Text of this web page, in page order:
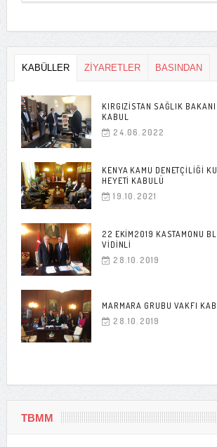
KABÜLLER ZİYARETLER BASINDAN
KIRGIZISTAN SAĞLIK BAKANI
KABUL
24.06.2022
KENYA KAMU DENETÇILIĞI
HEYETI KABULÜ
19.10.2021
22 EKIM2019 KASTAMONU
VIDINLI
28.10.2019
MARMARA GRUBU VAKFI
28.10.2019
TBMM